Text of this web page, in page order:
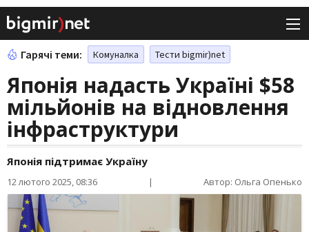
Гарячі теми: Комуналка Тести bigmir)net
Японія надасть Україні $58
мільйонів на відновлення
інфраструктури
Японія підтримає Україну
12 лютого 2025, 08:36 | Автор: Ольга Опенько